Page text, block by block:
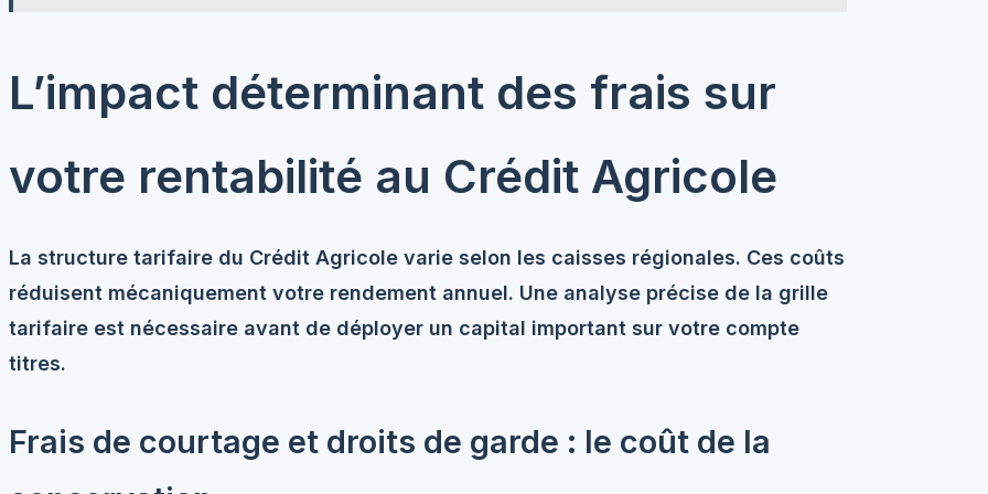
L’impact déterminant des frais sur
votre rentabilité au Crédit Agricole
La structure tarifaire du Crédit Agricole varie selon les caisses régionales. Ces coûts
réduisent mécaniquement votre rendement annuel. Une analyse précise de la grille
tarifaire est nécessaire avant de déployer un capital important sur votre compte
titres.
Frais de courtage et droits de garde : le coût de la